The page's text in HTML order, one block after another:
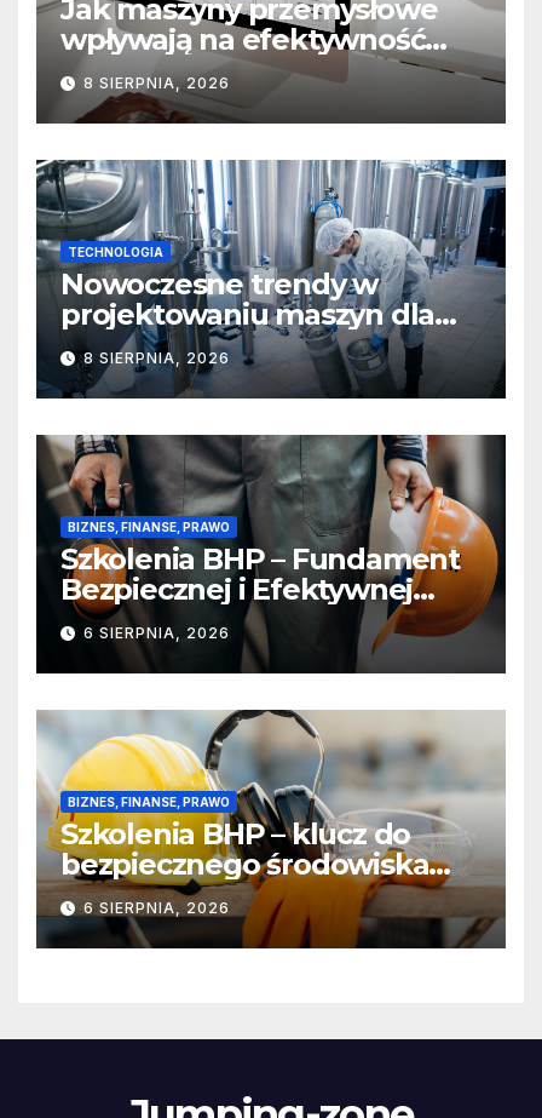
Jak maszyny przemysłowe
wpływają na efektywność
produkcji?
8 SIERPNIA, 2026
TECHNOLOGIA
Nowoczesne trendy w
projektowaniu maszyn dla
sektora spożywczego,
farmaceutycznego i
chemicznego
8 SIERPNIA, 2026
BIZNES, FINANSE, PRAWO
Szkolenia BHP – Fundament
Bezpiecznej i Efektywnej
Pracy
6 SIERPNIA, 2026
BIZNES, FINANSE, PRAWO
Szkolenia BHP – klucz do
bezpiecznego środowiska
pracy
6 SIERPNIA, 2026